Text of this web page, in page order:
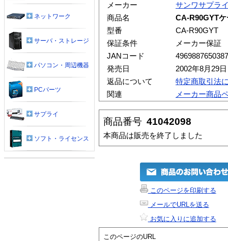
メーカー
サンワサプラ
商品名
CA-R90GYT
型番
CA-R90GYT
保証条件
メーカー保証
JANコード
4969887650387
発売日
2002年8月29日
返品について
特定商取引法
関連
メーカー商品
商品番号 41042098
本商品は販売を終了しました
このページを印刷する
メールでURLを送る
お気に入りに追加する
このページのURL
ネットワーク
サーバ・ストレージ
パソコン・周辺機器
PCパーツ
サプライ
ソフト・ライセンス